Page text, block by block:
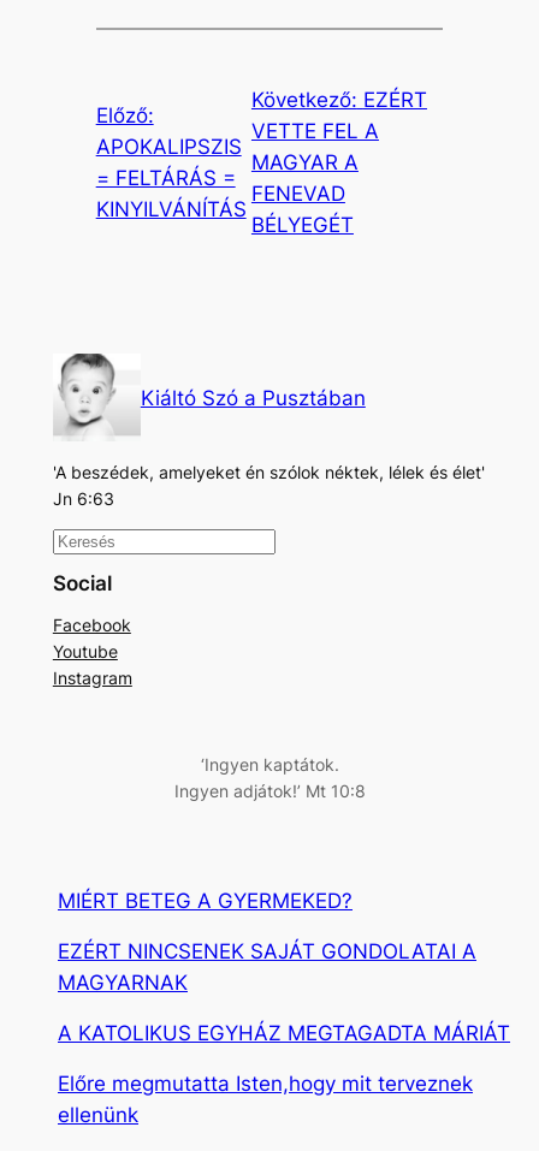
Előző:
APOKALIPSZIS
= FELTÁRÁS =
KINYILVÁNÍTÁS
Következő: EZÉRT
VETTE FEL A
MAGYAR A
FENEVAD
BÉLYEGÉT
Kiáltó Szó a Pusztában
'A beszédek, amelyeket én szólok néktek, lélek és élet'
Jn 6:63
K
e
e
s
Social
Facebook
Youtube
Instagram
‘Ingyen kaptátok.
Ingyen adjátok!’ Mt 10:8
MIÉRT BETEG A GYERMEKED?
EZÉRT NINCSENEK SAJÁT GONDOLATAI A
MAGYARNAK
A KATOLIKUS EGYHÁZ MEGTAGADTA MÁRIÁT
Előre megmutatta Isten,hogy mit terveznek
ellenünk